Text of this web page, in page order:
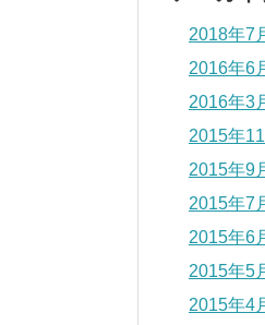
2018年7
2016年6
2016年3
2015年11
2015年9
2015年7
2015年6
2015年5
2015年4